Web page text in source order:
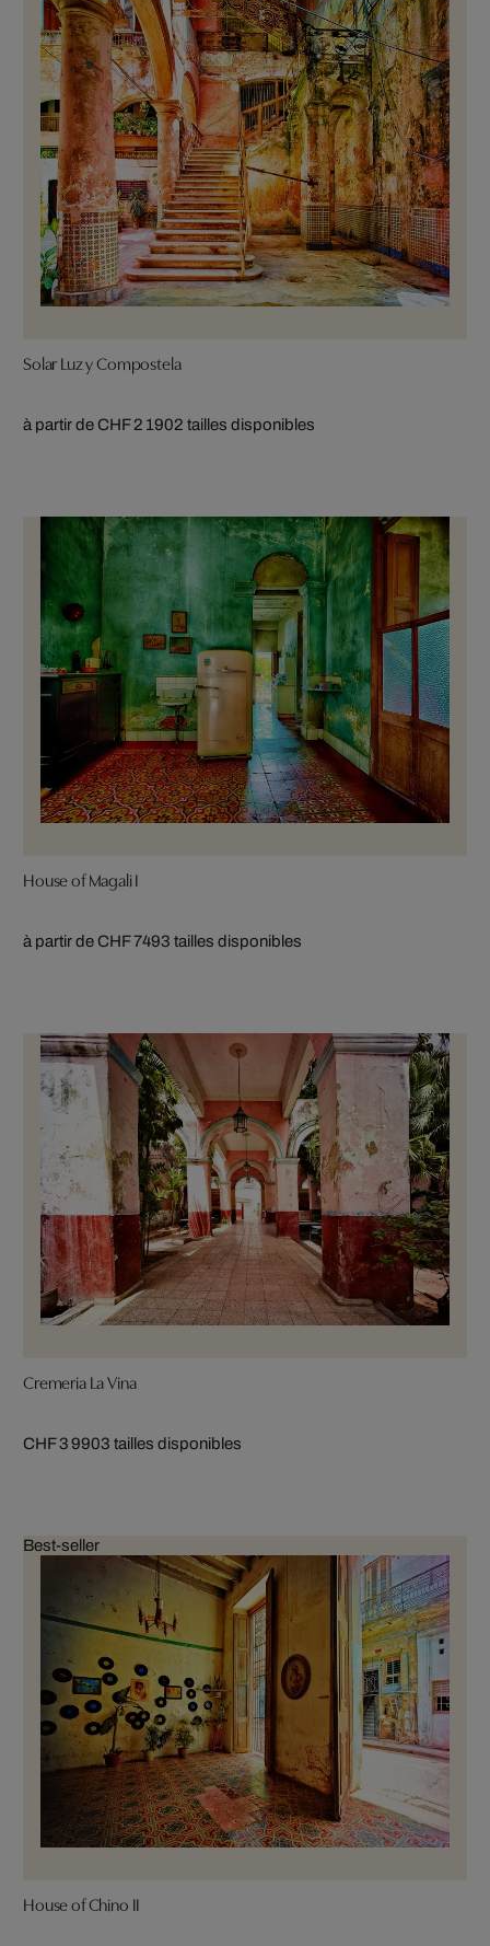
Solar Luz y Compostela
à partir de CHF 2 1902 tailles disponibles
House of Magali I
à partir de CHF 7493 tailles disponibles
Cremeria La Vina
CHF 3 9903 tailles disponibles
Best-seller
House of Chino II